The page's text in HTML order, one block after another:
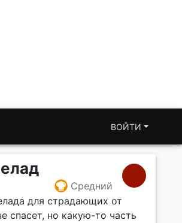
ВОЙТИ
Средний
для страдающих от
спасет, но какую-то часть